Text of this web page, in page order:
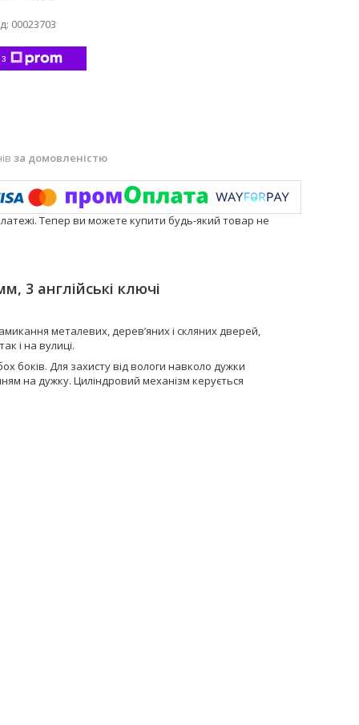
00023703
за домовленістю
Тепер ви можете купити будь-який товар не
3 англійські ключі
металевих, дерев’яних і скляних дверей,
і на вулиці.
боків. Для захисту від вологи навколо дужки
на дужку. Циліндровий механізм керується